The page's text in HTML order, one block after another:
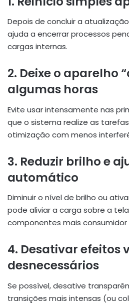
Depois de concluir a
ajuda a encerrar processos
cargas internas.
2. Deixe o aparelho
algumas horas
Evite usar intensamente nas
que o sistema realize as
otimização com menos
3. Reduzir brilho e
automático
Diminuir o nível de brilho ou
pode aliviar a carga sobre a
componentes mais consumidor
4. Desativar efeitos
desnecessários
Se possível, desative
transições mais intensas (ou